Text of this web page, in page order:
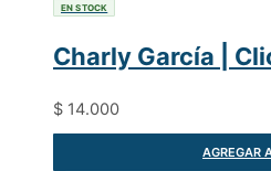
EN STOCK
Charly García |
$ 14.000
AGREGAR